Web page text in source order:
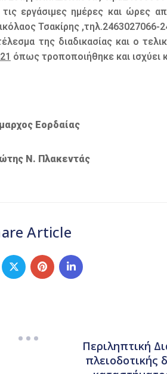
εργάσιμες ημέρες και ώρες
Τσακίρης ,τηλ.2463027066-
της διαδικασίας και ο
όπως τροποποιήθηκε και ισχύει
Εορδαίας
Ν. Πλακεντάς
Article
Περιληπτική
πλειοδοτικής